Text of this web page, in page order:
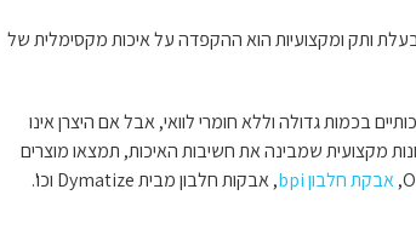
ותק ומקצועיות הוא ההקפדה על איכות מקסימלית של
בכמות גדולה וללא חומרי לוואי, אבל אם היצרן אינו
מקצועית שמבינה את חשיבות האיכות, תמצאו מוצרים
אבקת חלבון bpi
, אבקות חלבון מבית Dymatize וכו'.